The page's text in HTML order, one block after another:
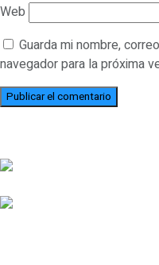
Web
Guarda mi nombre,
navegador para la próxima